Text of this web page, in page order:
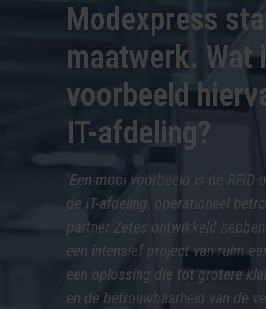
Modexpress
maatwerk. Wat
voorbeeld
IT-afdeling?
‘Een mooi voorbeeld is de
de IT-afdeling, operationeel
partner Zetes ontwikkeld
een intensief project van ruim
een oplossing die tot grotere
en de betrouwbaarheid van de